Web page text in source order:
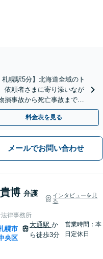
幌駅5分】北海道全域のト
依頼者さまに寄り添いなが
事故から死亡事故までス
ください。
料金表を見る
メールでお問い合わせ
博 弁護
インタビューを見
る
律事務所
幌市
央区
大通駅 か
ら徒歩3分
営業時間：本
日定休日